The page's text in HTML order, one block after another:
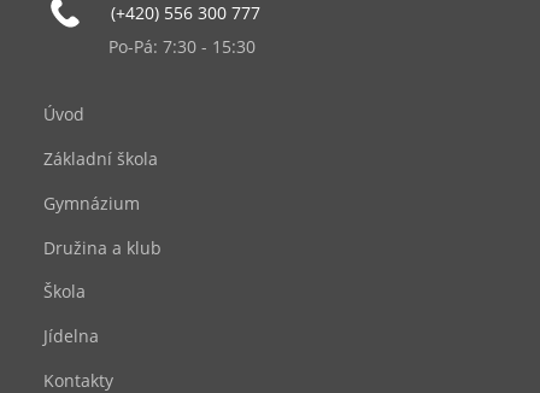
(+420) 556 300 777
Po-Pá: 7:30 - 15:30
Úvod
Základní škola
Gymnázium
Družina a klub
Škola
Jídelna
Kontakty